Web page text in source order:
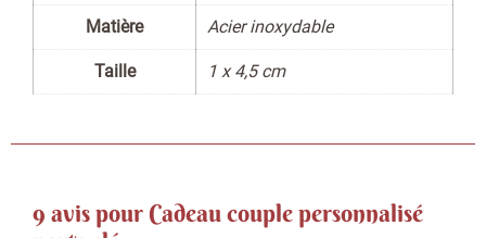
Matière Acier inoxydable
Taille 1 x 4,5 cm
9 avis pour Cadeau couple personnalisé